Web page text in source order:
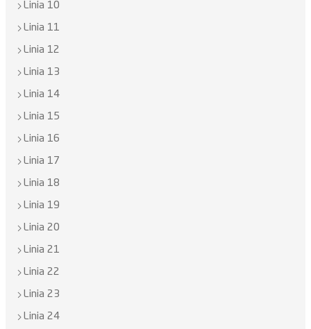
Linia 10
Linia 11
Linia 12
Linia 13
Linia 14
Linia 15
Linia 16
Linia 17
Linia 18
Linia 19
Linia 20
Linia 21
Linia 22
Linia 23
Linia 24